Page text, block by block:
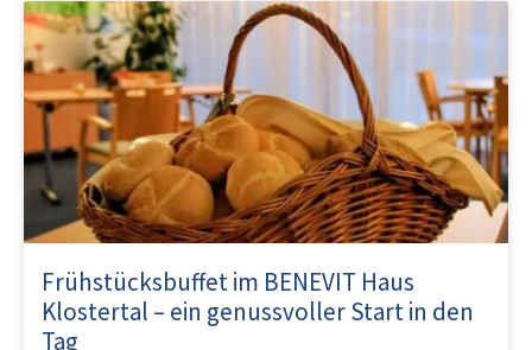
Frühstücksbuffet im BENEVIT Haus
Klostertal – ein genussvoller Start in den
Tag